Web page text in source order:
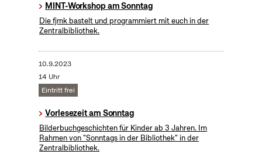
MINT-Workshop am Sonntag
Die fjmk bastelt und programmiert mit euch in der
Zentralbibliothek.
10.9.2023
14 Uhr
Eintritt frei
Vorlesezeit am Sonntag
Bilderbuchgeschichten für Kinder ab 3 Jahren. Im
Rahmen von "Sonntags in der Bibliothek" in der
Zentralbibliothek.